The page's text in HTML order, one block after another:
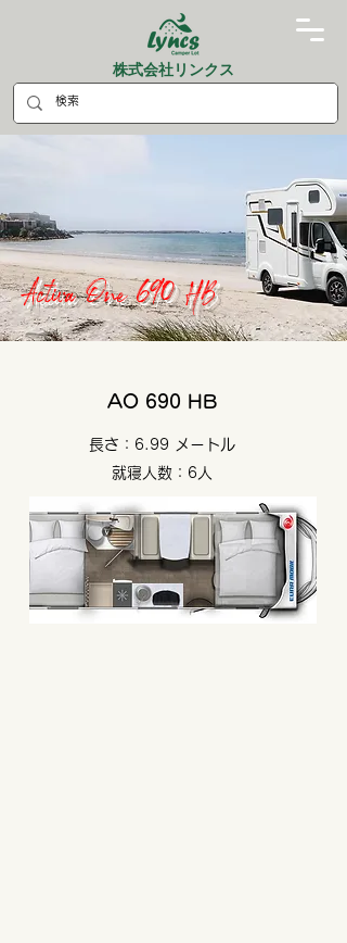
株式会社リンクス
Activa One 690 HB
AO 690 HB
長さ：6.99 メートル
就寝人数：6人